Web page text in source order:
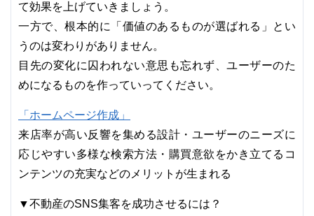
て効果を上げていきましょう。
一方で、根本的に「価値のあるものが選ばれる」とい
うのは変わりがありません。
目先の変化に囚われない意思も忘れず、ユーザーのた
めになるものを作っていってください。
「ホームページ作成」
来店率が高い反響を集める設計・ユーザーのニーズに
応じやすい多様な検索方法・購買意欲をかき立てるコ
ンテンツの充実などのメリットが生まれる
▼不動産のSNS集客を成功させるには？